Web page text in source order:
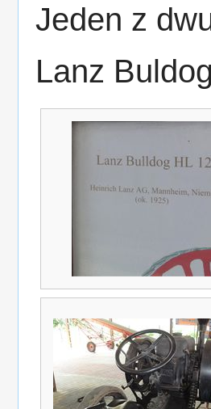
Jeden z
Lanz